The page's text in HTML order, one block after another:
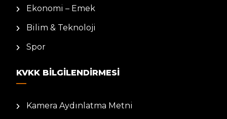
Ekonomi – Emek
Bilim & Teknoloji
Spor
KVKK BILGILENDIRMESI
Kamera Aydınlatma Metni